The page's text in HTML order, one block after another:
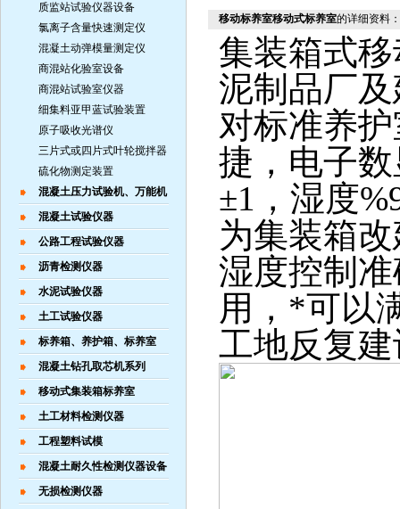
质监站试验仪器设备
氯离子含量快速测定仪
混凝土动弹模量测定仪
商混站化验室设备
商混站试验室仪器
细集料亚甲蓝试验装置
原子吸收光谱仪
三片式或四片式叶轮搅拌器
硫化物测定装置
混凝土压力试验机、万能机
混凝土试验仪器
公路工程试验仪器
沥青检测仪器
水泥试验仪器
土工试验仪器
标养箱、养护箱、标养室
混凝土钻孔取芯机系列
移动式集装箱标养室
土工材料检测仪器
工程塑料试模
混凝土耐久性检测仪器设备
无损检测仪器
移动标养室移动式标养室的详细资料：
集装箱式
泥制品厂
对标准养
捷，电子
±1，湿度
为集装箱
湿度控制
用，*可以
工地反复